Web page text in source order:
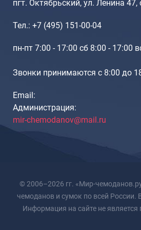
пгт. Октябрьский, ул. Ленина 47,
Тел.: +7 (495) 151-00-04
пн-пт 7:00 - 17:00 сб 8:00 - 17:00
Звонки принимаются с 8:00 до
Email:
Администрация:
mir-chemodanov@mail.ru
© 2006–2026 гг. «Мир-
чемоданов и сумок по всей
Информация на сайте не является